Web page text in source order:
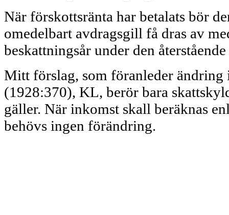
När förskottsränta har betalats bör
omedelbart avdragsgill få dras av
beskatt­ningsår under den
Mitt förslag, som föranleder ändring
(1928:370), KL, berör bara
gäller. När inkomst skall beräknas
behövs ingen förändring.